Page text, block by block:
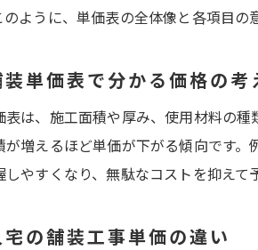
失敗
ように、単価表の全体像と各項目
単価表で分かる価格の考
は、施工面積や厚み、使用材料の
増えるほど単価が下がる傾向です
やすくなり、無駄なコストを抑えて
の舗装工事単価の違い